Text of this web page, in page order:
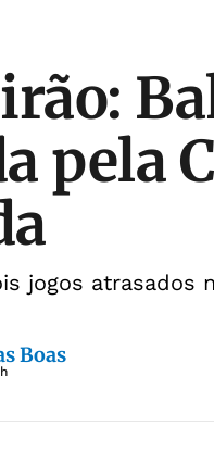
pela
jogos atrasados
Boas